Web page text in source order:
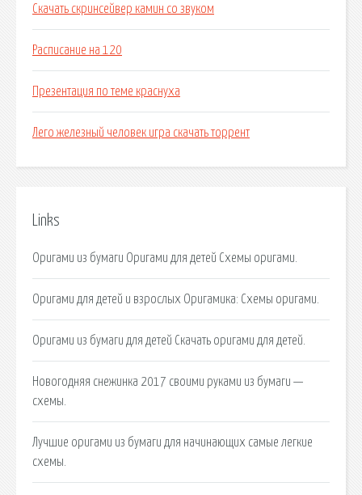
Скачать скринсейвер камин со звуком
Расписание на 120
Презентация по теме краснуха
Лего железный человек игра скачать торрент
Links
Оригами из бумаги Оригами для детей Схемы оригами.
Оригами для детей и взрослых Оригамика: Cхемы оригами.
Оригами из бумаги для детей Скачать оригами для детей.
Новогодняя снежинка 2017 своими руками из бумаги —
схемы.
Лучшие оригами из бумаги для начинающих самые легкие
схемы.